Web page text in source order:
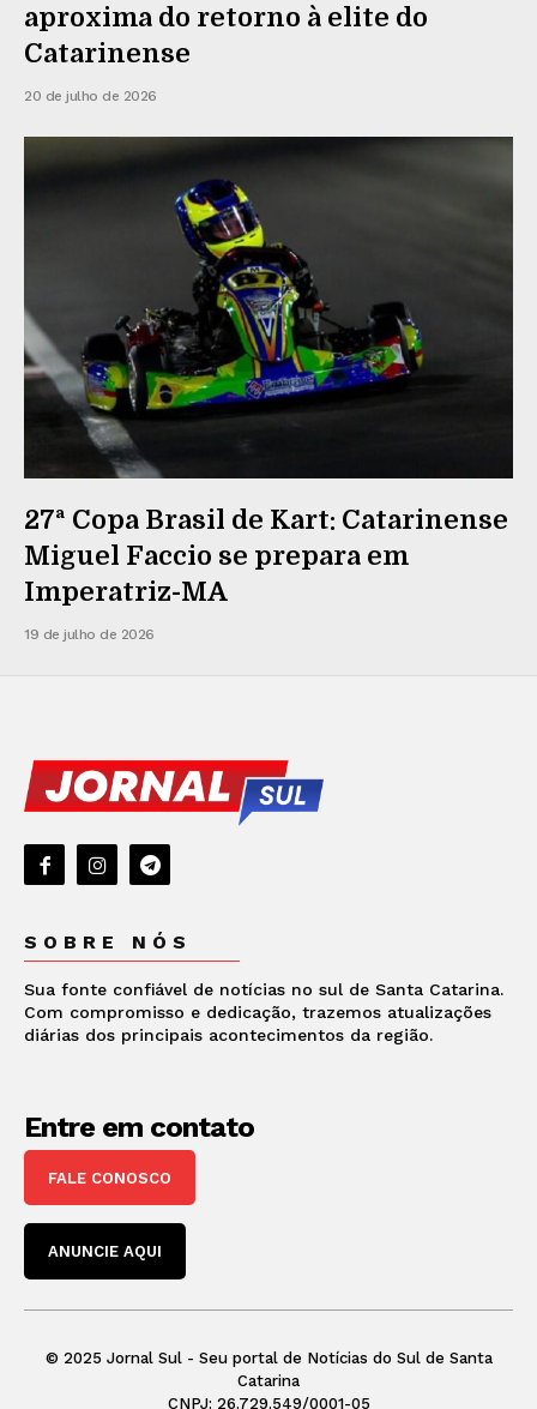
aproxima do retorno à elite do
Catarinense
20 de julho de 2026
27ª Copa Brasil de Kart: Catarinense
Miguel Faccio se prepara em
Imperatriz-MA
19 de julho de 2026
SOBRE NÓS
Sua fonte confiável de notícias no sul de Santa Catarina.
Com compromisso e dedicação, trazemos atualizações
diárias dos principais acontecimentos da região.
Entre em contato
FALE CONOSCO
ANUNCIE AQUI
© 2025 Jornal Sul - Seu portal de Notícias do Sul de Santa
Catarina
CNPJ: 26.729.549/0001-05